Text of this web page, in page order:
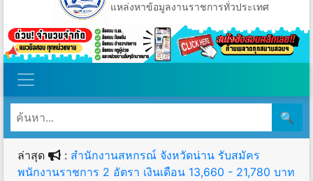
แหล่งหาข้อมูลงานราชการทั่วประเทศ
วันเสาร์ที่ 8 เดือนสิงหาคม พ.ศ.2569
🔍
ล่าสุด : สำนักงานสหกรณ์ จังหวัดน่าน รับสมัคร
พนักงานราชการ 2 อัตรา เงินเดือน 13,660 - 21,780 บาท